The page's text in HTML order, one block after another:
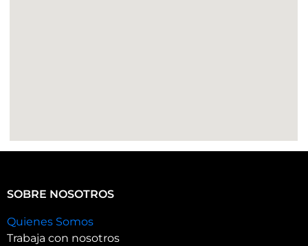
SOBRE NOSOTROS
Quienes Somos
Trabaja con nosotros